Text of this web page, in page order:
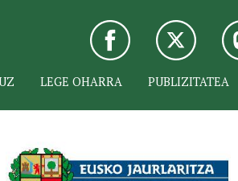
LEGE OHARRA PUBLIZITATEA